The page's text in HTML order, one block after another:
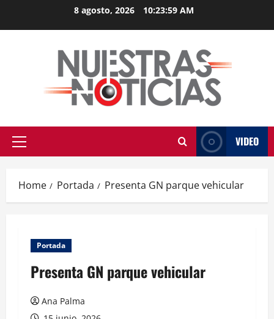
8 agosto, 2026 10:24:00 AM
Primary
VIDEO
Home Portada Presenta GN parque vehicular
Portada
Presenta GN parque vehicular
Ana Palma